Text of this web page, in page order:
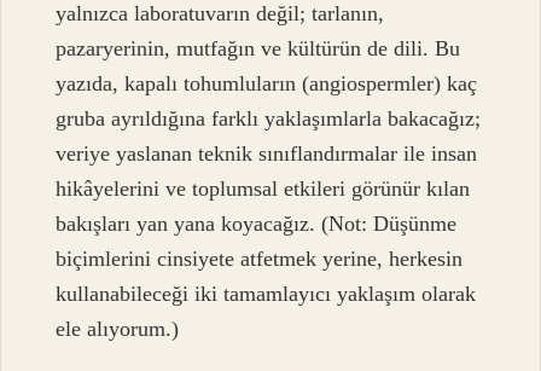
yalnızca laboratuvarın değil; tarlanın,
pazaryerinin, mutfağın ve kültürün de dili. Bu
yazıda, kapalı tohumluların (angiospermler) kaç
gruba ayrıldığına farklı yaklaşımlarla bakacağız;
veriye yaslanan teknik sınıflandırmalar ile insan
hikâyelerini ve toplumsal etkileri görünür kılan
bakışları yan yana koyacağız. (Not: Düşünme
biçimlerini cinsiyete atfetmek yerine, herkesin
kullanabileceği iki tamamlayıcı yaklaşım olarak
ele alıyorum.)